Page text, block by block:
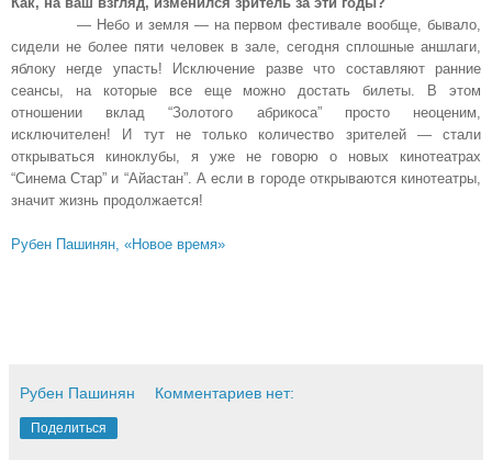
— Небо и земля — на первом фестивале вообще, бывало,
сидели не более пяти человек в зале, сегодня сплошные аншлаги,
яблоку негде упасть! Исключение разве что составляют ранние
сеансы, на которые все еще можно достать билеты. В этом
отношении вклад “Золотого абрикоса” просто неоценим,
исключителен! И тут не только количество зрителей — стали
открываться киноклубы, я уже не говорю о новых кинотеатрах
“Синема Стар” и “Айастан”. А если в городе открываются кинотеатры,
значит жизнь продолжается!
Рубен Пашинян, «Новое время»
Рубен Пашинян Комментариев нет:
Поделиться